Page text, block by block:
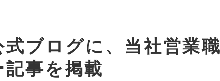
ブログに、当社営業職
事を掲載